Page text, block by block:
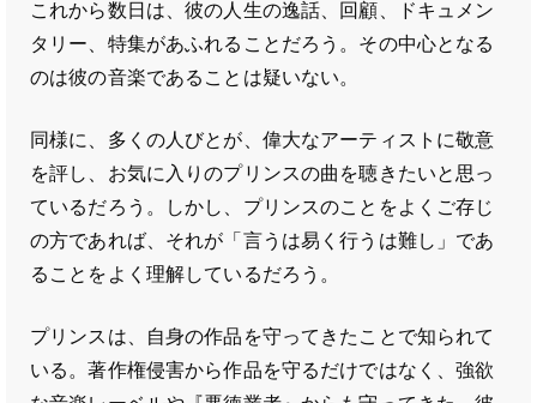
これから数日は、彼の人生の逸話、回顧、ドキュメン
タリー、特集があふれることだろう。その中心となる
のは彼の音楽であることは疑いない。
同様に、多くの人びとが、偉大なアーティストに敬意
を評し、お気に入りのプリンスの曲を聴きたいと思っ
ているだろう。しかし、プリンスのことをよくご存じ
の方であれば、それが「言うは易く行うは難し」であ
ることをよく理解しているだろう。
プリンスは、自身の作品を守ってきたことで知られて
いる。著作権侵害から作品を守るだけではなく、強欲